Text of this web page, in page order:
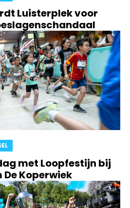
Luisterplek voor
met Loopfestijn bij
Koperwiek